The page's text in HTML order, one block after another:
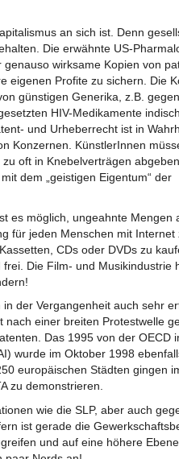
an sich ist. Denn
Die erwähnte US-
wirksame Kopien von
eigenen Profite zu sichern. Die
günstigen Generika, z.B.
HIV-Medikamente
und Urheberrecht ist in
Konzernen. KünstlerInnen
oft in Knebelverträgen
dem „geistigen Eigentum“ der
es möglich, ungeahnte Mengen
für jeden Menschen mit Internet
CDs oder DVDs zu
Die Film- und Musikindustrie
der Vergangenheit auch sehr
einer breiten Protestwelle
Das 1995 von der OECD
wurde im Oktober 1998
europäischen Städten gingen
zu demonstrieren.
wie die SLP, aber auch
ist gerade die
und auf eine höhere